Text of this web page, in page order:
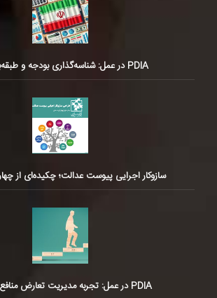
PDIA در عمل: شناسه‌گذاری بودجه و طبقه‌بندی آن
سازوکار اجرایی پیوست عدالت؛ چکیده‌ای از
PDIA در عمل: تجربه مدیریت تعارض منافع در ایران